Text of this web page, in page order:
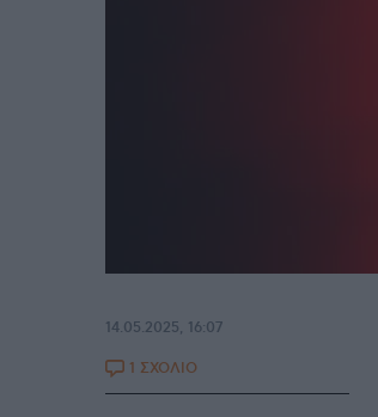
14.05.2025, 16:07
1 ΣΧΟΛΙΟ